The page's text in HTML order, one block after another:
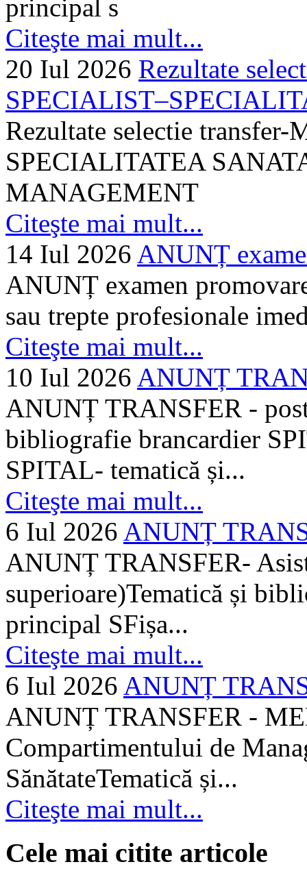
principal s
Citeşte mai mult...
20 Iul 2026 Rezultate
Rezultate selectie
SPECIALITATEA
MANAGEMENT
Citeşte mai mult...
14 Iul 2026 ANUNȚ
ANUNȚ examen
sau trepte profesionale
Citeşte mai mult...
10 Iul 2026 ANUNȚ
ANUNȚ TRANSFER -
bibliografie brancardier
SPITAL- tematică și...
Citeşte mai mult...
6 Iul 2026 ANUNȚ
ANUNȚ TRANSFER-
superioare)Tematică și
principal SFișa...
Citeşte mai mult...
6 Iul 2026 ANUNȚ
ANUNȚ TRANSFER -
Compartimentului de
SănătateTematică și...
Citeşte mai mult...
Cele mai citite articole